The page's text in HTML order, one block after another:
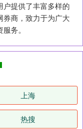
提供了丰富多样的
商，致力于为广大
务。
上海
热搜